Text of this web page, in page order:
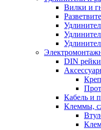
Вилки и
DIN рейки
Кабель и
Клеммы,